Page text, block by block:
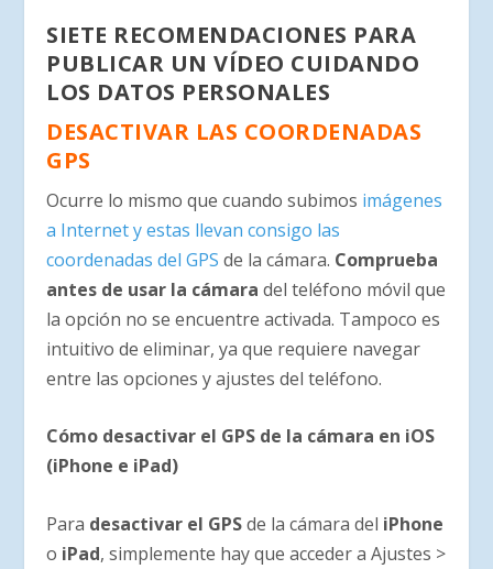
SIETE RECOMENDACIONES PARA
PUBLICAR UN VÍDEO CUIDANDO
LOS DATOS PERSONALES
DESACTIVAR LAS COORDENADAS
GPS
Ocurre lo mismo que cuando subimos imágenes
a Internet y estas llevan consigo las
coordenadas del GPS de la cámara. Comprueba
antes de usar la cámara del teléfono móvil que
la opción no se encuentre activada. Tampoco es
intuitivo de eliminar, ya que requiere navegar
entre las opciones y ajustes del teléfono.
Cómo desactivar el GPS de la cámara en iOS
(iPhone e iPad)
Para desactivar el GPSde la cámara del iPhone
o iPad, simplemente hay que acceder a Ajustes >